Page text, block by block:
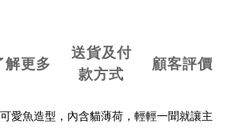
解更多
送貨及付
款方式
顧客評價
愛魚造型，內含貓薄荷，輕輕一聞就讓主